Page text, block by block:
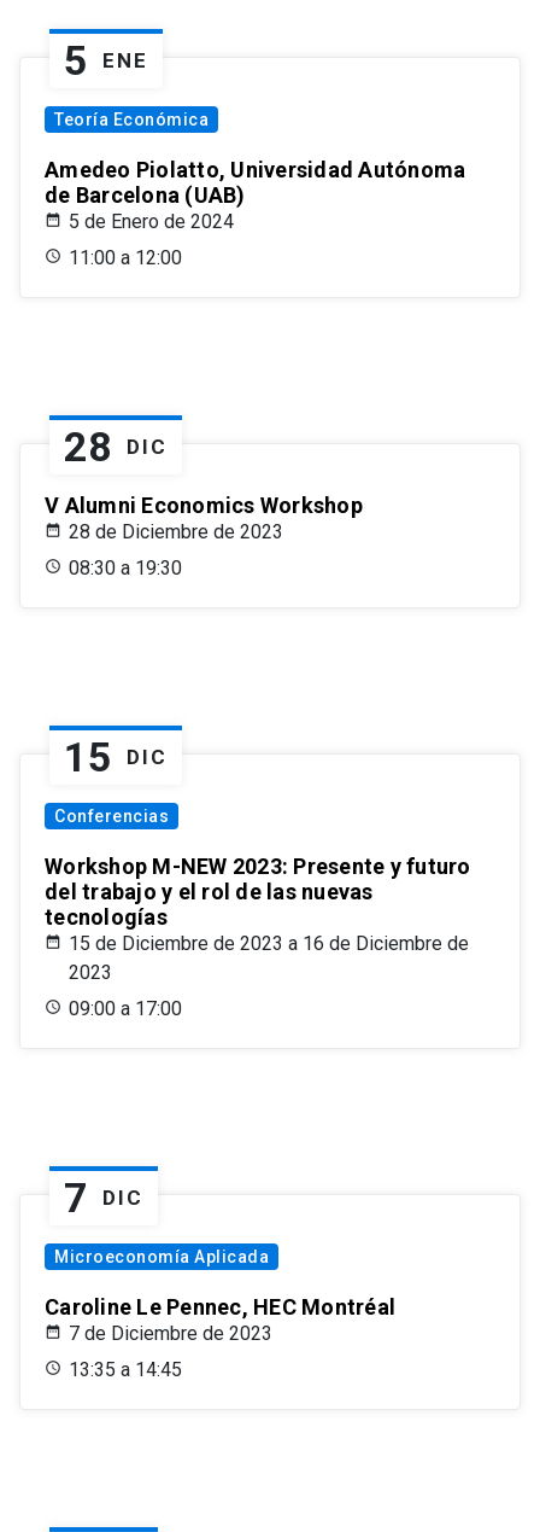
5 ENE
Teoría Económica
Amedeo Piolatto, Universidad Autónoma
de Barcelona (UAB)
5 de Enero de 2024
11:00 a 12:00
28 DIC
V Alumni Economics Workshop
28 de Diciembre de 2023
08:30 a 19:30
15 DIC
Conferencias
Workshop M-NEW 2023: Presente y futuro
del trabajo y el rol de las nuevas
tecnologías
15 de Diciembre de 2023 a 16 de Diciembre de
2023
09:00 a 17:00
7 DIC
Microeconomía Aplicada
Caroline Le Pennec, HEC Montréal
7 de Diciembre de 2023
13:35 a 14:45